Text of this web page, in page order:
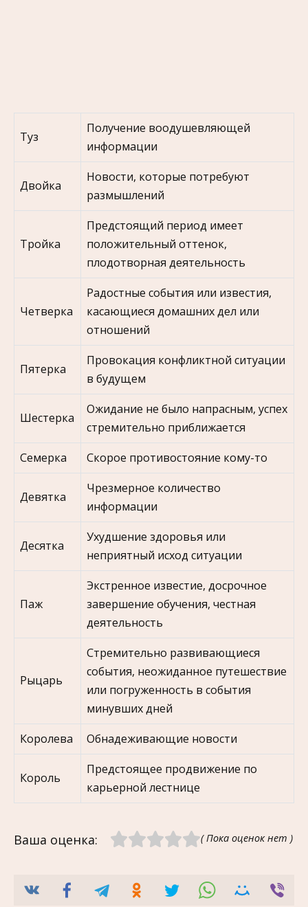
Туз
Получение воодушевляющей
информации
Двойка
Новости, которые потребуют
размышлений
Тройка
Предстоящий период имеет
положительный оттенок,
плодотворная деятельность
Четверка
Радостные события или известия,
касающиеся домашних дел или
отношений
Пятерка
Провокация конфликтной ситуации
в будущем
Шестерка
Ожидание не было напрасным, успех
стремительно приближается
Семерка
Скорое противостояние кому-то
Девятка
Чрезмерное количество
информации
Десятка
Ухудшение здоровья или
неприятный исход ситуации
Паж
Экстренное известие, досрочное
завершение обучения, честная
деятельность
Рыцарь
Стремительно развивающиеся
события, неожиданное путешествие
или погруженность в события
минувших дней
Королева
Обнадеживающие новости
Король
Предстоящее продвижение по
карьерной лестнице
Ваша оценка: ( Пока оценок нет )